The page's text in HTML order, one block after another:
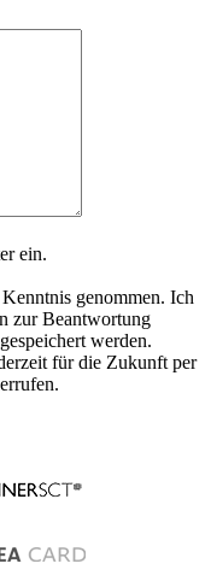
ein.
genommen. Ich
zur Beantwortung
werden.
für die Zukunft per